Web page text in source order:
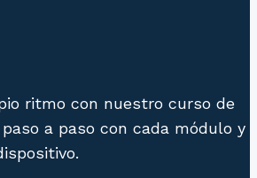
ritmo con nuestro curso de
a paso con cada módulo y